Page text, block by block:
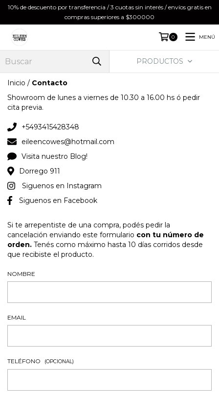
10% de descuento por transferencia / 3 cuotas sin interés / envíos gratis en
compras superiores a $300000
0 MENÚ
PRODUCTOS
Inicio / Contacto
Showroom de lunes a viernes de 10.30 a 16.00 hs ó pedir
cita previa.
+5493415428348
eileencowes@hotmail.com
Visita nuestro Blog!
Dorrego 911
Siguenos en Instagram
Siguenos en Facebook
Si te arrepentiste de una compra, podés pedir la
cancelación enviando este formulario con tu número de
orden. Tenés como máximo hasta 10 días corridos desde
que recibiste el producto.
NOMBRE
EMAIL
TELÉFONO (OPCIONAL)